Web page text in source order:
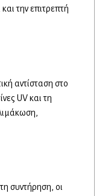
την επιτρεπτή
αντίσταση στο
UV και τη
συντήρηση, οι